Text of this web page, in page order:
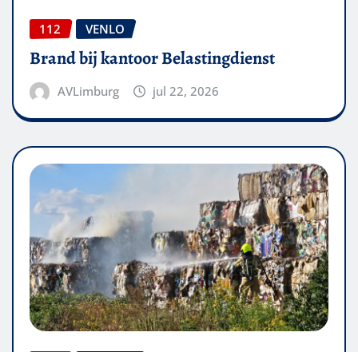
112 VENLO
Brand bij kantoor Belastingdienst
AVLimburg jul 22, 2026